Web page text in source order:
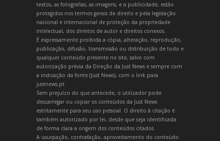
textos, as fotografias, as imagens, e a publicidade, estão
protegidos nos termos gerais de direito e pela legislação
nacional e internacional de proteção da propriedade
intelectual, dos direitos de autor e direitos conexos.
É expressamente proibida a cópia, alteração, reprodução,
publicação, difusão, transmissão ou distribuição de todo e
qualquer conteúdo presente no site, salvo com
autorização prévia da Direção da Just News e sempre com
a indicação da fonte (Just News), com o link para
justnews.pt.
Sem prejuízo do que antecede, o utilizador pode
descarregar ou copiar os conteúdos da Just News
estritamente para seu uso pessoal. O direito à citação é
também autorizado por lei, desde que seja identificada
de forma clara a origem dos conteúdos citados.
A usurpação, contrafação, aproveitamento do conteúdo